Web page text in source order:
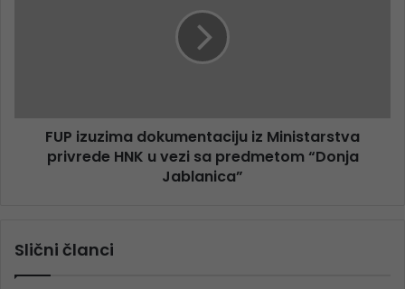
FUP izuzima dokumentaciju iz Ministarstva
privrede HNK u vezi sa predmetom “Donja
Jablanica”
Slični članci